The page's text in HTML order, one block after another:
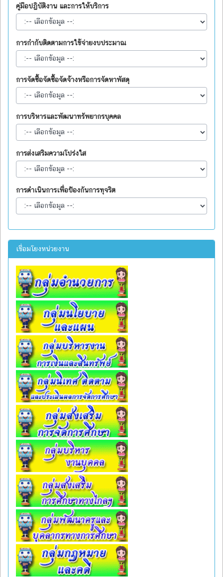
คู่มือปฏิบัติงาน และการให้บริการ
การกำกับติดตามการใช้จ่ายงบประมาณ
การจัดซื้อจัดซื้อจัดจ้างหรือการจัดหาพัสดุ
การบริหารและพัฒนาทรัพยากรบุคคล
การส่งเสริมความโปร่งใส
การดำเนินการเพื่อป้องกันการทุจริต
เชื่อมโยงหน่วยงาน